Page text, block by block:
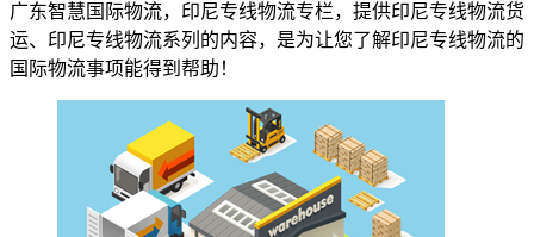
广东智慧国际物流，印尼专线物流专栏，提供印尼专线物流货
运、印尼专线物流系列的内容，是为让您了解印尼专线物流的
国际物流事项能得到帮助！